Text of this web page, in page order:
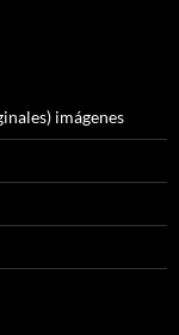
imágenes